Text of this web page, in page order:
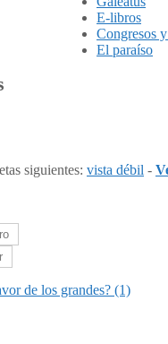
E-libros
Congresos
El paraíso
siguientes: vista débil -
de los grandes? (1)